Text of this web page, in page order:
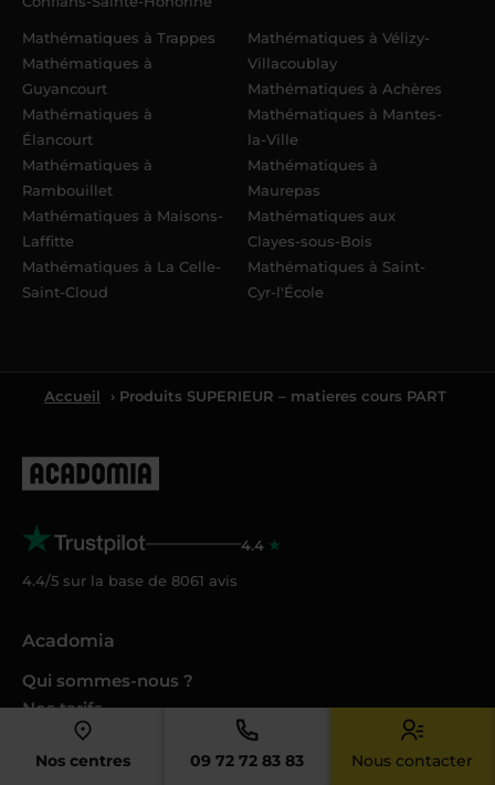
Nos centres 09 72 72 83 83 Nous contacter
Mathématiques à Trappes
Mathématiques à
Guyancourt
Mathématiques à
Élancourt
Mathématiques à
Rambouillet
Mathématiques à Maisons-
Laffitte
Mathématiques à La Celle-
Saint-Cloud
Mathématiques à Vélizy-
Villacoublay
Mathématiques à Achères
Mathématiques à Mantes-
la-Ville
Mathématiques à
Maurepas
Mathématiques aux
Clayes-sous-Bois
Mathématiques à Saint-
Cyr-l'École
Accueil › Produits SUPERIEUR – matieres cours PART
4.4
4.4/5 sur la base de 8061 avis
Acadomia
Qui sommes-nous ?
Nos tarifs
Crédit d’impôt
Cesu